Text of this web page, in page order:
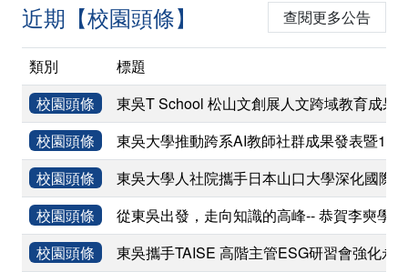
近期【校園頭條】 查閱更多公告
類別
標題
校園頭條
東吳T School 松山文創展人文跨域教育成果
校園頭條
東吳大學推動跨系AI教師社群成果發表暨
校園頭條
東吳大學人社院攜手日本山口大學深化國際
校園頭條
從東吳出發，走向知識的高峰-- 恭賀李奭學
校園頭條
東吳攜手TAISE 高階主管ESG研習會強化永